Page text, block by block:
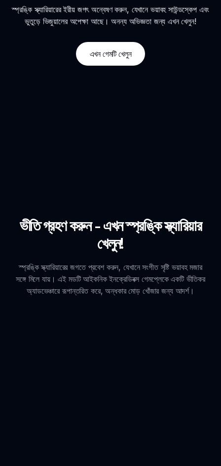
স্প্রঙ্কি স্ক্যারিয়ারের ইরীয় জগৎ অন্বেষণ করুন, যেখানে ভয়াবহ সাউন্ডস্কেপ এবং
ভুতুড়ে ভিজুয়ালের অপেক্ষা আছে। অনন্য অভিজ্ঞতা জন্য এখন খেলুন!
এখন গেমটি খেলুন
ভীতি গ্রহণ করুন - এখন স্প্রঙ্কি স্ক্যারিয়ার
খেলুন!
স্প্রঙ্কি স্ক্যারিয়ারের জগতে প্রবেশ করুন, যেখানে সংগীত সৃষ্টি ভয়াবহ মজার
সঙ্গে মিলে যায়। এই মডটি আইকনিক ইনক্রেডিবক্স গেমপ্লেকে একটি ভীতিকর
অ্যাডভেঞ্চারে রূপান্তরিত করে, অন্ধকার মোড় খোঁজার জন্য আদর্শ।